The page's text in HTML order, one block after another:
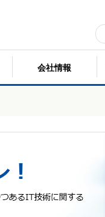
会社情報